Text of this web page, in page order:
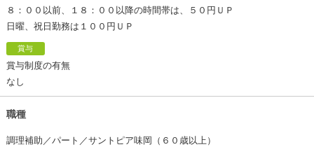
８：００以前、１８：００以降の時間帯は、５０円ＵＰ
日曜、祝日勤務は１００円ＵＰ
賞与
賞与制度の有無
なし
職種
調理補助／パート／サントピア味岡（６０歳以上）